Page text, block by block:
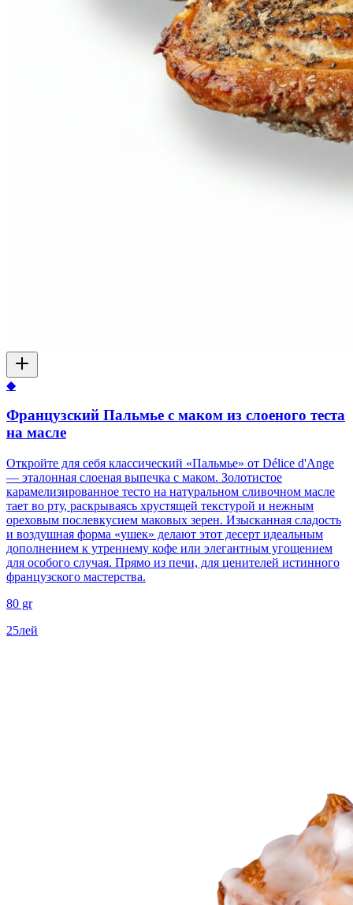
◆
Французский Пальмье с маком из слоеного теста
на масле
Откройте для себя классический «Пальмье» от Délice d'Ange
— эталонная слоеная выпечка с маком. Золотистое
карамелизированное тесто на натуральном сливочном масле
тает во рту, раскрываясь хрустящей текстурой и нежным
ореховым послевкусием маковых зерен. Изысканная сладость
и воздушная форма «ушек» делают этот десерт идеальным
дополнением к утреннему кофе или элегантным угощением
для особого случая. Прямо из печи, для ценителей истинного
французского мастерства.
80 gr
25лей